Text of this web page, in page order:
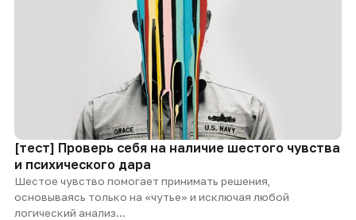
[тест] Проверь себя на наличие шестого чувства
и психического дара
Шестое чувство помогает принимать решения,
основываясь только на «чутье» и исключая любой
логический анализ...